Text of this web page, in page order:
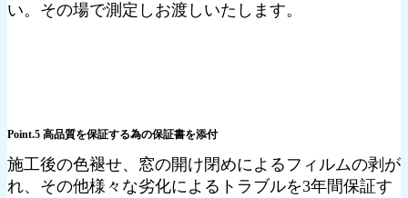
い。その場で測定しお渡しいたします。
Point.5 高品質を保証する為の保証書を添付
施工後の色褪せ、窓の開け閉めによるフィルムの剥が
れ、その他様々な劣化によるトラブルを3年間保証す